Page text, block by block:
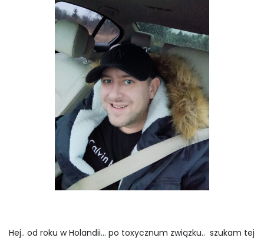
Hej.. od roku w Holandii... po toxycznum związku.. szukam tej